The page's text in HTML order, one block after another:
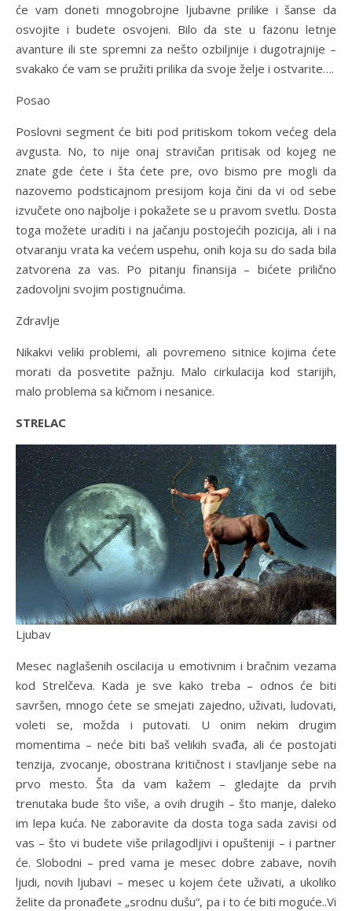
će vam doneti mnogobrojne ljubavne prilike i šanse da
osvojite i budete osvojeni. Bilo da ste u fazonu letnje
avanture ili ste spremni za nešto ozbiljnije i dugotrajnije –
svakako će vam se pružiti prilika da svoje želje i ostvarite….
Posao
Poslovni segment će biti pod pritiskom tokom većeg dela
avgusta. No, to nije onaj stravičan pritisak od kojeg ne
znate gde ćete i šta ćete pre, ovo bismo pre mogli da
nazovemo podsticajnom presijom koja čini da vi od sebe
izvučete ono najbolje i pokažete se u pravom svetlu. Dosta
toga možete uraditi i na jačanju postojećih pozicija, ali i na
otvaranju vrata ka većem uspehu, onih koja su do sada bila
zatvorena za vas. Po pitanju finansija – bićete prilično
zadovoljni svojim postignućima.
Zdravlje
Nikakvi veliki problemi, ali povremeno sitnice kojima ćete
morati da posvetite pažnju. Malo cirkulacija kod starijih,
malo problema sa kičmom i nesanice.
STRELAC
Ljubav
Mesec naglašenih oscilacija u emotivnim i bračnim vezama
kod Strelčeva. Kada je sve kako treba – odnos će biti
savršen, mnogo ćete se smejati zajedno, uživati, ludovati,
voleti se, možda i putovati. U onim nekim drugim
momentima – neće biti baš velikih svađa, ali će postojati
tenzija, zvocanje, obostrana kritičnost i stavljanje sebe na
prvo mesto. Šta da vam kažem – gledajte da prvih
trenutaka bude što više, a ovih drugih – što manje, daleko
im lepa kuća. Ne zaboravite da dosta toga sada zavisi od
vas – što vi budete više prilagodljivi i opušteniji – i partner
će. Slobodni – pred vama je mesec dobre zabave, novih
ljudi, novih ljubavi – mesec u kojem ćete uživati, a ukoliko
želite da pronađete „srodnu dušu“, pa i to će biti moguće..Vi